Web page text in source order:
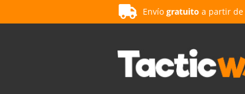
Envío gratuito a partir de